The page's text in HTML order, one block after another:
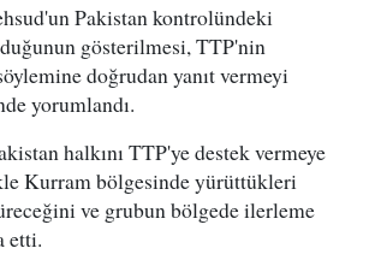
Pakistan kontrolündeki
gösterilmesi, TTP'nin
doğrudan yanıt vermeyi
yorumlandı.
halkını TTP'ye destek vermeye
Kurram bölgesinde yürüttükleri
ve grubun bölgede ilerleme
etti.